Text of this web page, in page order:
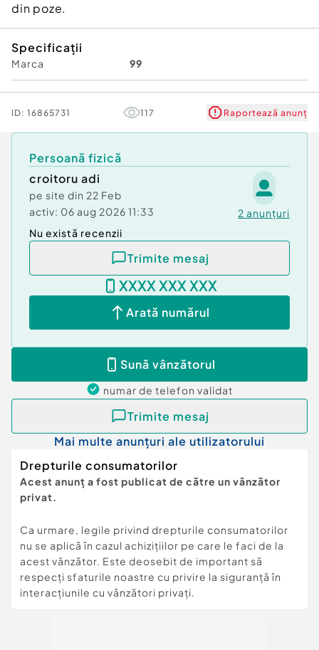
din poze.
Specificații
Marca 99
ID: 16865731 117 Raportează anunț
Persoană fizică
croitoru adi
pe site din 22 Feb
activ: 06 aug 2026 11:33 2 anunțuri
Nu există recenzii
Trimite mesaj
XXXX XXX XXX
Arată numărul
Sună vânzătorul
numar de telefon validat
Trimite mesaj
Mai multe anunțuri ale utilizatorului
Drepturile consumatorilor
Acest anunț a fost publicat de către un vânzător
privat.
Ca urmare, legile privind drepturile consumatorilor
nu se aplică în cazul achizițiilor pe care le faci de la
acest vânzător. Este deosebit de important să
respecți sfaturile noastre cu privire la siguranță în
interacțiunile cu vânzători privați.